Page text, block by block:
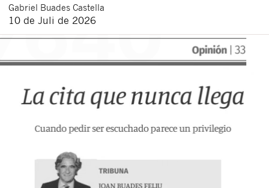
Gabriel Buades Castella
10 de Juli de 2026